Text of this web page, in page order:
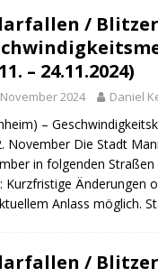
/
– 24.11.2024)
November 2024 Daniel
–
November Die Stadt
in folgenden
Kurzfristige Änderungen
Anlass möglich.
/